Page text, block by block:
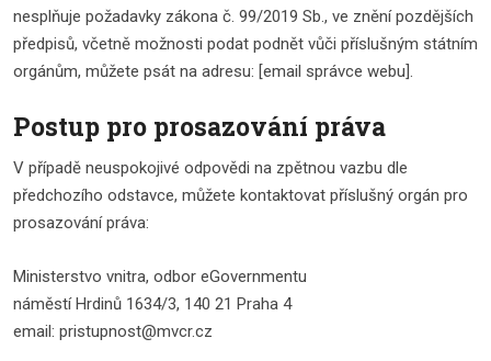
nesplňuje požadavky zákona č. 99/2019 Sb., ve znění pozdějších
předpisů, včetně možnosti podat podnět vůči příslušným státním
orgánům, můžete psát na adresu: [email správce webu].
Postup pro prosazování práva
V případě neuspokojivé odpovědi na zpětnou vazbu dle
předchozího odstavce, můžete kontaktovat příslušný orgán pro
prosazování práva:
Ministerstvo vnitra, odbor eGovernmentu
náměstí Hrdinů 1634/3, 140 21 Praha 4
email: pristupnost@mvcr.cz